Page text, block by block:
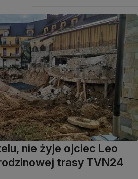
nie żyje ojciec Leo
trasy TVN24